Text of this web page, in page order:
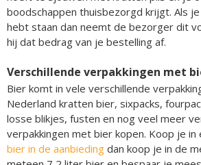
boodschappen thuisbezorgd krijgt. Als
hebt staan dan neemt de bezorger dit
hij dat bedrag van je bestelling af.
Verschillende verpakkingen met
Bier komt in vele verschillende
Nederland kratten bier, sixpacks,
losse blikjes, fusten en nog veel meer
verpakkingen met bier kopen. Koop je in
bier in de aanbieding dan koop je in de